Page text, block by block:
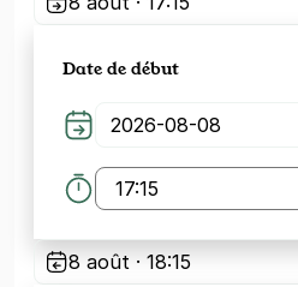
Date de début
8 août · 18:15